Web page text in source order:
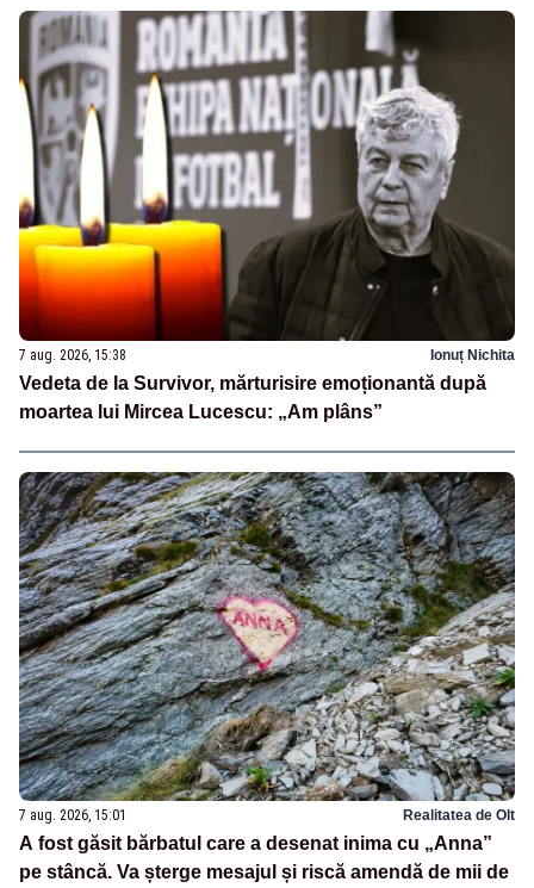
7 aug. 2026, 15:38 Ionuț Nichita
Vedeta de la Survivor, mărturisire emoționantă după
moartea lui Mircea Lucescu: „Am plâns”
7 aug. 2026, 15:01 Realitatea de Olt
A fost găsit bărbatul care a desenat inima cu „Anna”
pe stâncă. Va șterge mesajul și riscă amendă de mii de